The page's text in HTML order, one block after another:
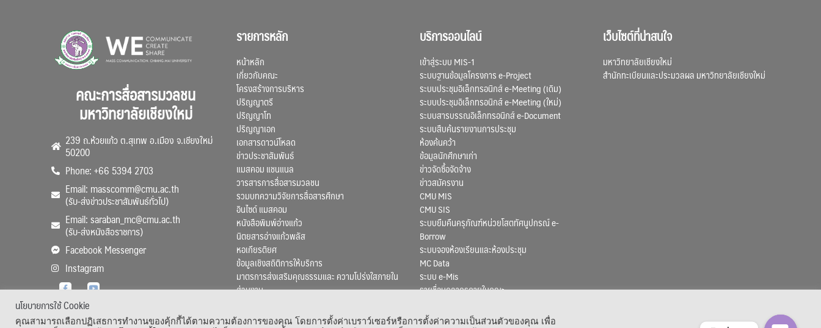
คณะการสื่อสารมวลชน
มหาวิทยาลัยเชียงใหม่
239 ถ.ห้วยแก้ว ต.สุเทพ อ.เมือง จ.เชียงใหม่
50200
Phone: +66 5394 2703
Email: masscomm@cmu.ac.th
(รับ-ส่งข่าวประชาสัมพันธ์ทั่วไป)
Email: saraban_mc@cmu.ac.th
(รับ-ส่งหนังสือราชการ)
Facebook Messenger
Instagram
รายการหลัก
หน้าหลัก
เกี่ยวกับคณะ
โครงสร้างการบริหาร
ปริญญาตรี
ปริญญาโท
ปริญญาเอก
เอกสารดาวน์โหลด
ข่าวประชาสัมพันธ์
แมสคอม แชนแนล
วารสารการสื่อสารมวลชน
รวมบทความวิจัยการสื่อสารศึกษา
อินไซด์ แมสคอม
หนังสือพิมพ์อ่างแก้ว
นิตยสารอ่างแก้วพลัส
หอเกียรติยศ
ข้อมูลเชิงสถิติการให้บริการ
มาตรการส่งเสริมคุณธรรมและ ความโปร่งใสภายใน
ส่วนงาน
บริการออนไลน์
เข้าสู่ระบบ MIS-1
ระบบฐานข้อมูลโครงการ e-Project
ระบบประชุมอิเล็กทรอนิกส์ e-Meeting (เดิม)
ระบบประชุมอิเล็กทรอนิกส์ e-Meeting (ใหม่)
ระบบสารบรรณอิเล็กทรอนิกส์ e-Document
ระบบสืบค้นรายงานการประชุม
ห้องค้นคว้า
ข้อมูลนักศึกษาเก่า
ข่าวจัดซื้อจัดจ้าง
ข่าวสมัครงาน
CMU MIS
CMU SIS
ระบบยืมคืนครุภัณฑ์หน่วยโสตทัศนูปกรณ์ e-
Borrow
ระบบจองห้องเรียนและห้องประชุม
MC Data
ระบบ e-Mis
รายชื่อบุคลากรภายในคณะ
เว็บไซต์ที่น่าสนใจ
มหาวิทยาลัยเชียงใหม่
สำนักทะเบียนและประมวลผล มหาวิทยาลัยเชียงใหม่
นโยบายการใช้ Cookie
คุณสามารถเลือกปฏิเสธการทำงานของคุ้กกี้ได้ตามความต้องการของคุณ โดยการตั้งค่าเบราว์เซอร์หรือการตั้งค่าความเป็นส่วนตัวของคุณ เพื่อ